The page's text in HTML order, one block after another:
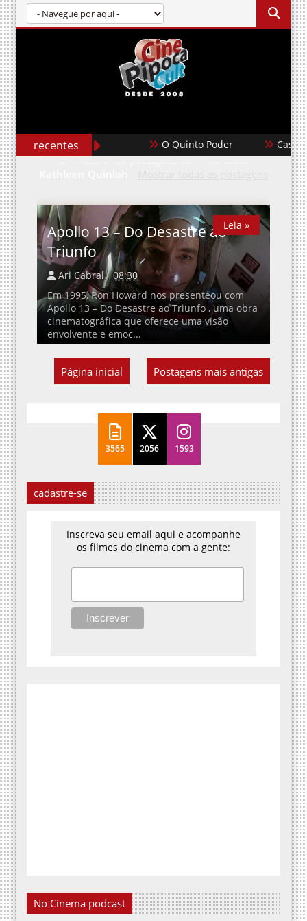
recentes O Quinto Poder
Mostrando postagens com marcador
Apollo 13 – Do Desastre ao
Triunfo
Ari Cabral
08:30
Em 1995, Ron Howard nos presenteou com
Apollo 13 – Do Desastre ao Triunfo , uma obra
cinematográfica que oferece uma visão
envolvente e emoc...
Leia »
Leia »
Postagens mais antigas
Página inicial
3565 2056 1593
cadastre-se
Inscreva seu email aqui e acompanhe
os filmes do cinema com a gente:
No Cinema podcast